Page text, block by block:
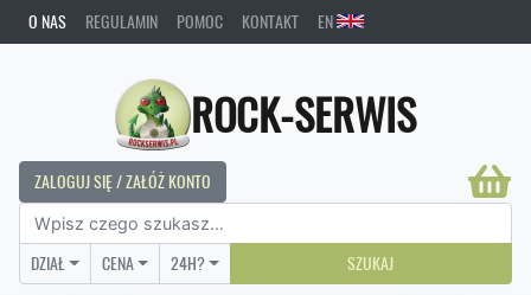
O NAS REGULAMIN POMOC KONTAKT EN
ROCK-SERWIS
ZALOGUJ SIĘ / ZAŁÓŻ KONTO
DZIAŁ CENA 24H? SZUKAJ